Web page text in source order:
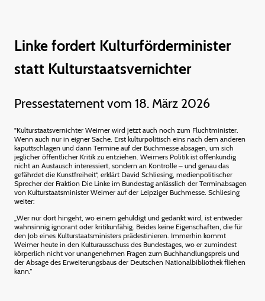
Linke fordert Kulturförderminister
statt Kulturstaatsvernichter
Pressestatement vom 18. März 2026
"Kulturstaatsvernichter Weimer wird jetzt auch noch zum Fluchtminister.
Wenn auch nur in eigner Sache. Erst kulturpolitisch eins nach dem anderen
kaputtschlagen und dann Termine auf der Buchmesse absagen, um sich
jeglicher öffentlicher Kritik zu entziehen. Weimers Politik ist offenkundig
nicht an Austausch interessiert, sondern an Kontrolle – und genau das
gefährdet die Kunstfreiheit“, erklärt David Schliesing, medienpolitischer
Sprecher der Fraktion Die Linke im Bundestag anlässlich der Terminabsagen
von Kulturstaatsminister Weimer auf der Leipziger Buchmesse. Schliesing
weiter:
„Wer nur dort hingeht, wo einem gehuldigt und gedankt wird, ist entweder
wahnsinnig ignorant oder kritikunfähig. Beides keine Eigenschaften, die für
den Job eines Kulturstaatsministers prädestinieren. Immerhin kommt
Weimer heute in den Kulturausschuss des Bundestages, wo er zumindest
körperlich nicht vor unangenehmen Fragen zum Buchhandlungspreis und
der Absage des Erweiterungsbaus der Deutschen Nationalbibliothek fliehen
kann.“